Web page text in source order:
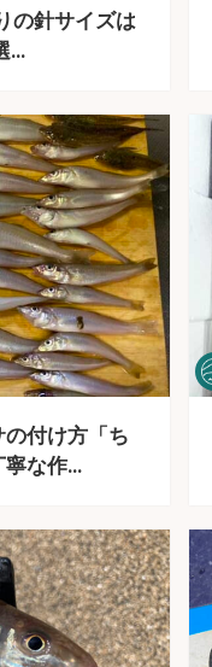
の針サイズは
…
付け方「ち
寧な作…